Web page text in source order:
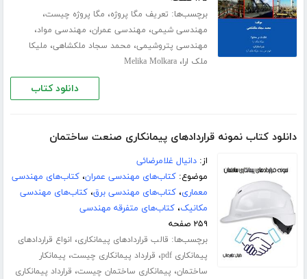
برچسب‌ها: تعریف مگا پروژه، مگا پروژه چیست،
مهندسی شیمی، مهندسی عمران، مهندسی مواد،
مهندسی پتروشیمی، محمد سجاد ملکشاهی، ملیکا
ملک ارا،Melika Molkara
دانلود کتاب
دانلود کتاب نمونه قراردادهای پیمانکاری صنعت ساختمان
از:دانیال غلامرضائی
موضوع:کتاب‌های مهندسی عمران،کتاب‌های مهندسی
معماری،کتاب‌های مهندسی برق،کتاب‌های مهندسی
مکانیک،کتاب‌های متفرقه مهندسی
۲۵۹ صفحه
برچسب‌ها: قالب قراردادهای پیمانکاری، انواع قراردادهای
پیمانکاری pdf
، قرارداد پیمانکاری چیست، پیمانکار
ساختمان، پیمانکاری ساختمان چیست، قرارداد پیمانکاری